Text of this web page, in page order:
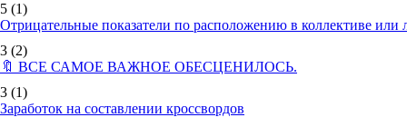
5 (1)
Отрицательные показатели по расположению в коллективе
3 (2)
🔖 ВСЕ САМОЕ ВАЖНОЕ ОБЕСЦЕНИЛОСЬ.
3 (1)
Заработок на составлении кроссвордов